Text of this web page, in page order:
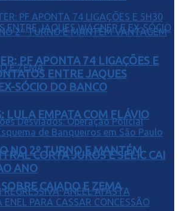
LULA EMPATA COM FLÁVIO
NO 2º TURNO E MANTÉM
CAIADO E ZEMA
PF APONTA 74 LIGAÇÕES E
ENTRE JAQUES
SÓCIO DO BANCO
CORTA JUROS E SELIC CAI
ANO